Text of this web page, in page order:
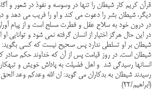
قرآن کریم کار شیطان را تنها در وسوسه و نفوذ در شعور و
دیگر، شیطان بشر را دعوت می کند و او را فریب می دهد و در
در درون خود به سلاح عقل و فطرت مسلح است و از پیام
در این حال هرگز اختیار از انسان گرفته نمی شود و توانایی
شیطان بر او تسلطی ندارد پس صحیح نیست که کسی بگوید:
شیطان است. در روز قیامت پس از آن که خداوند حکم صادر
انسانها رسیدگی شد و اهل فضیلت به پاداش خویش و
رسیدند شیطان به بدکاران می گوید: ان الله وعدکم وعد
(ابراهیم/22)